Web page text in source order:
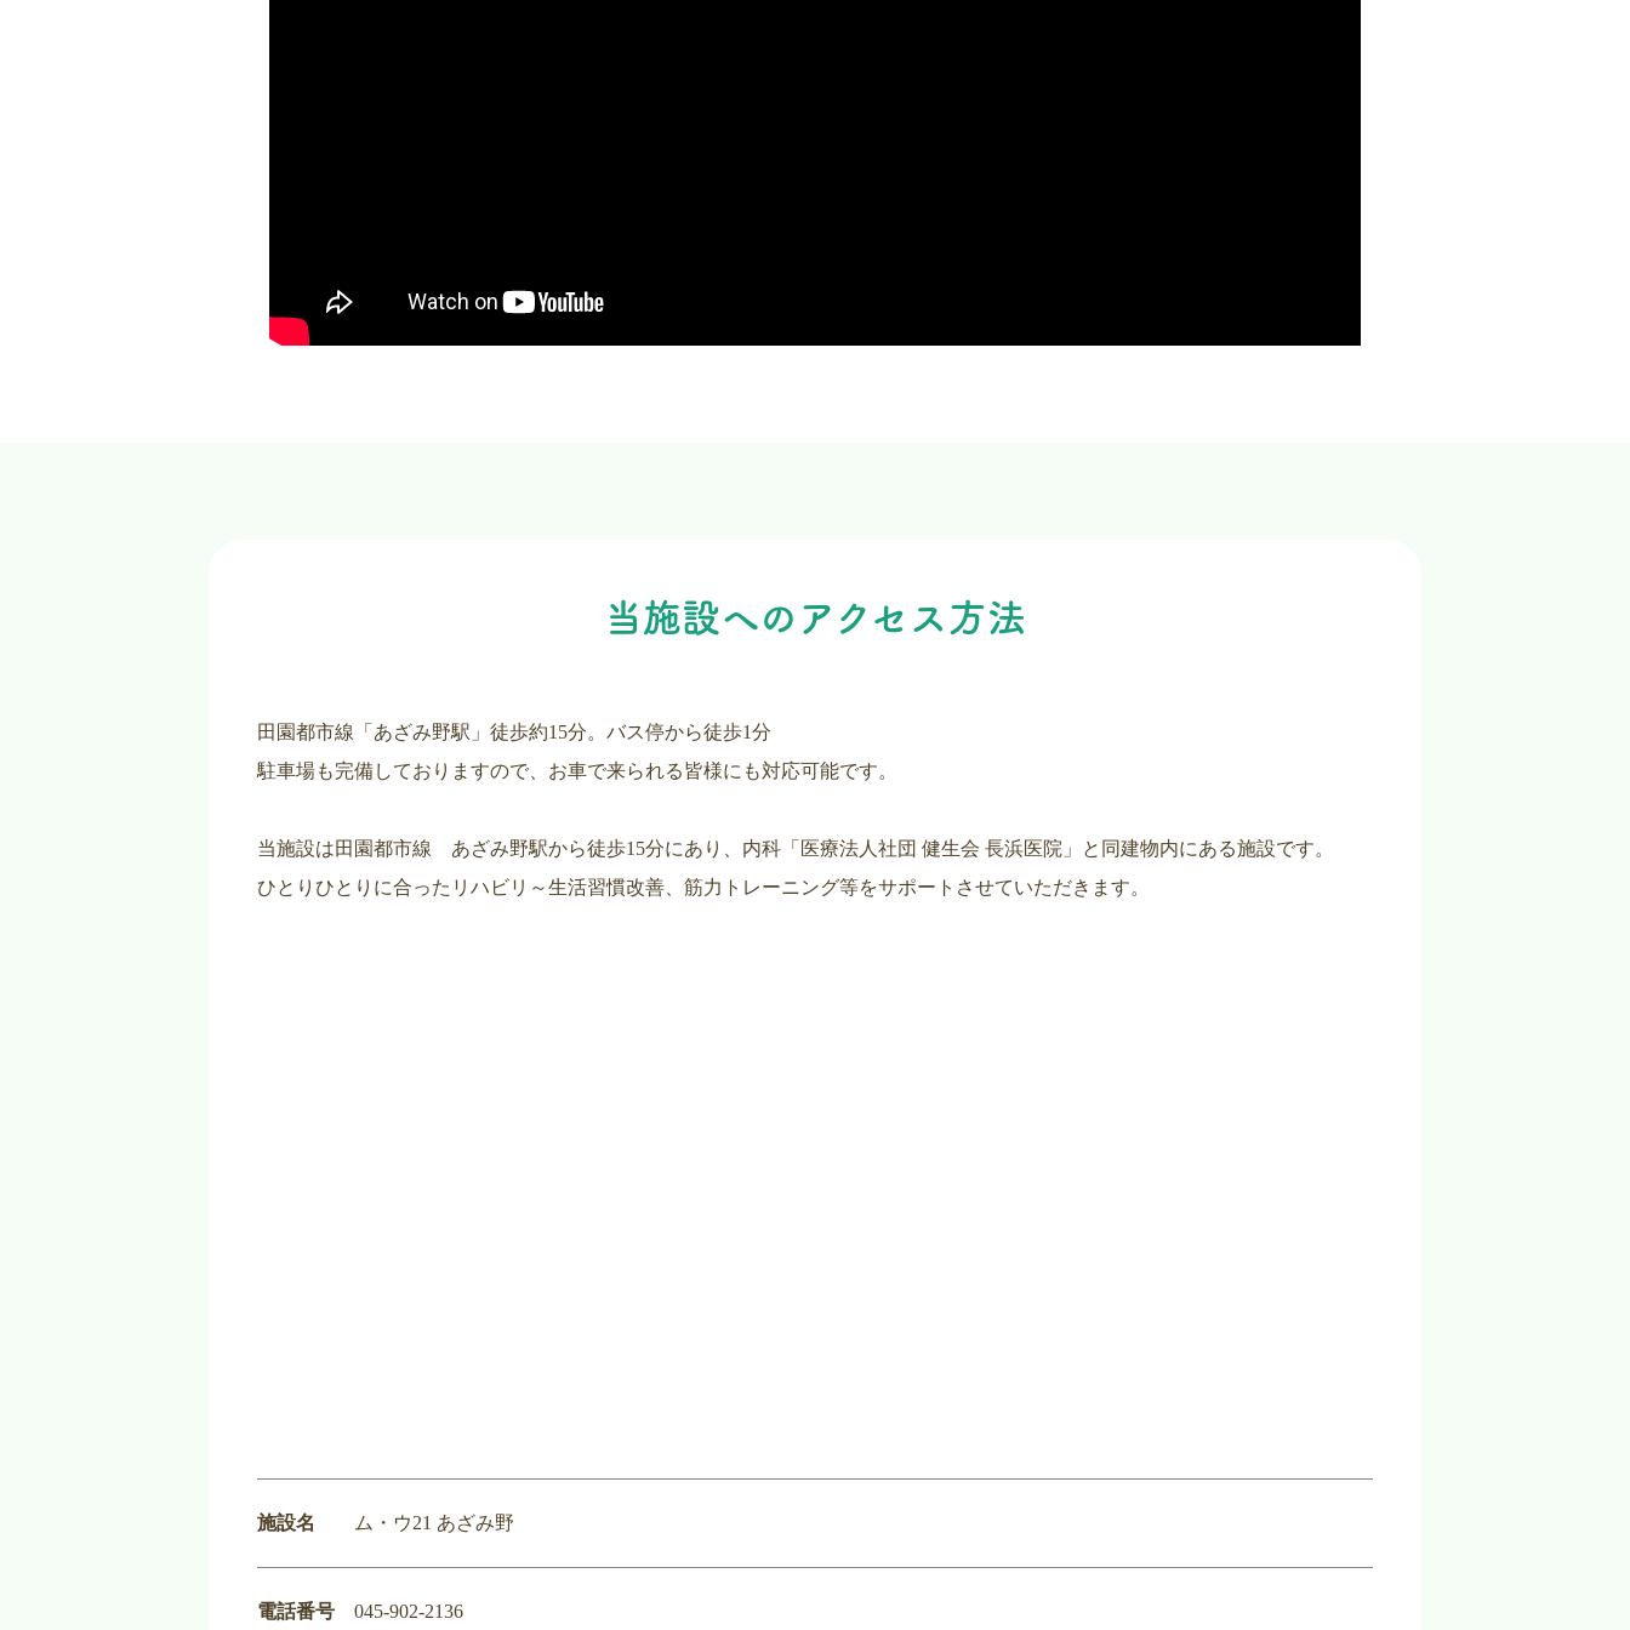
当施設へのアクセス方法
田園都市線「あざみ野駅」徒歩約15分。バス停から徒歩1分
駐車場も完備しておりますので、お車で来られる皆様にも対応可能です。
当施設は田園都市線 あざみ野駅から徒歩15分にあり、内科「医療法人社団 健生会 長浜医院」と同建物内にある施設です。
ひとりひとりに合ったリハビリ～生活習慣改善、筋力トレーニング等をサポートさせていただきます。
施設名 ム・ウ21 あざみ野
電話番号 045-902-2136